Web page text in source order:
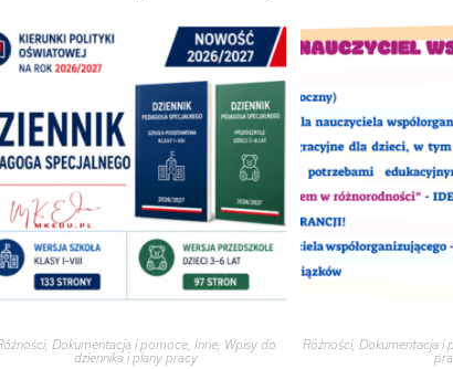
,Dokumentacja i pomoce,Inne, Wpisy do
dziennika i plany pracy
Różności, Dokumentacja i